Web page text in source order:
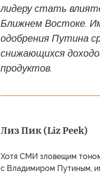
лидеру стать
Ближнем Востоке.
одобрения Путина
снижающихся
продуктов.
Лиз Пик (Liz Peek)
Хотя СМИ зловещим
с Владимиром Путиным,